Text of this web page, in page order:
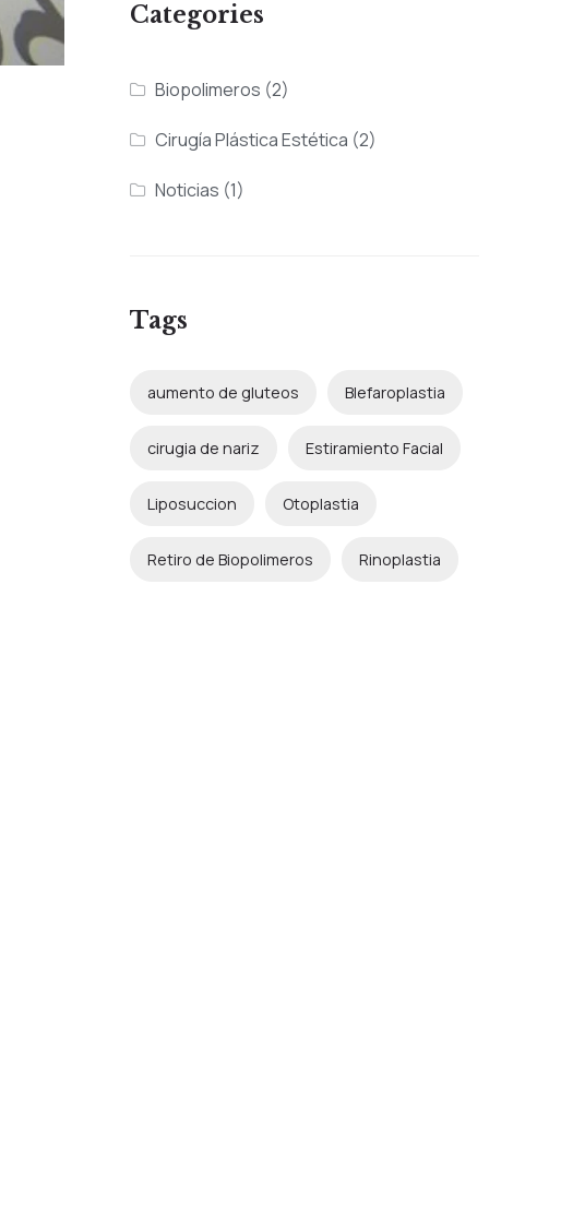
Categories
Biopolimeros (2)
Cirugía Plástica Estética (2)
Noticias (1)
Tags
aumento de gluteos Blefaroplastia
cirugia de nariz Estiramiento Facial
Liposuccion Otoplastia
Retiro de Biopolimeros Rinoplastia